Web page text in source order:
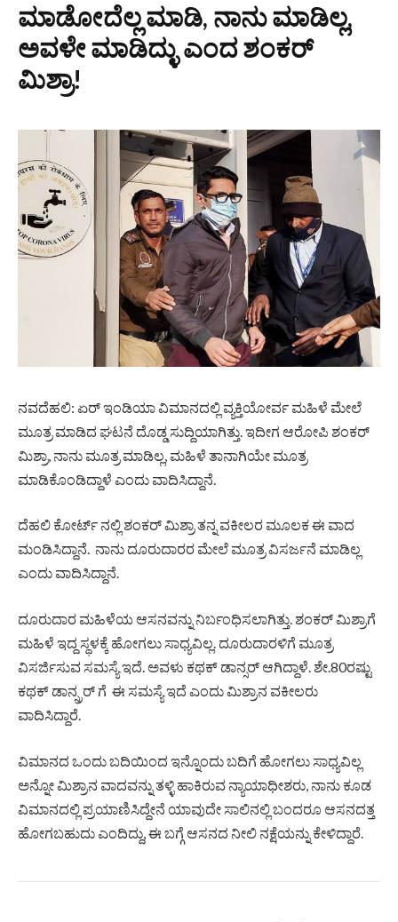
ಮಾಡೋದೆಲ್ಲ ಮಾಡಿ, ನಾನು ಮಾಡಿಲ್ಲ,
ಅವಳೇ ಮಾಡಿದ್ಳು ಎಂದ ಶಂಕರ್
ಮಿಶ್ರಾ!
ನವದೆಹಲಿ: ಏರ್ ಇಂಡಿಯಾ ವಿಮಾನದಲ್ಲಿ ವ್ಯಕ್ತಿಯೋರ್ವ ಮಹಿಳೆ ಮೇಲೆ
ಮೂತ್ರ ಮಾಡಿದ ಘಟನೆ ದೊಡ್ಡ ಸುದ್ದಿಯಾಗಿತ್ತು. ಇದೀಗ ಆರೋಪಿ ಶಂಕರ್
ಮಿಶ್ರಾ, ನಾನು ಮೂತ್ರ ಮಾಡಿಲ್ಲ, ಮಹಿಳೆ ತಾನಾಗಿಯೇ ಮೂತ್ರ
ಮಾಡಿಕೊಂಡಿದ್ದಾಳೆ ಎಂದು ವಾದಿಸಿದ್ದಾನೆ.
ದೆಹಲಿ ಕೋರ್ಟ್ ನಲ್ಲಿ ಶಂಕರ್ ಮಿಶ್ರಾ ತನ್ನ ವಕೀಲರ ಮೂಲಕ ಈ ವಾದ
ಮಂಡಿಸಿದ್ದಾನೆ. ನಾನು ದೂರುದಾರರ ಮೇಲೆ ಮೂತ್ರ ವಿಸರ್ಜನೆ ಮಾಡಿಲ್ಲ
ಎಂದು ವಾದಿಸಿದ್ದಾನೆ.
ದೂರುದಾರ ಮಹಿಳೆಯ ಆಸನವನ್ನು ನಿರ್ಬಂಧಿಸಲಾಗಿತ್ತು. ಶಂಕರ್ ಮಿಶ್ರಾಗೆ
ಮಹಿಳೆ ಇದ್ದ ಸ್ಥಳಕ್ಕೆ ಹೋಗಲು ಸಾಧ್ಯವಿಲ್ಲ. ದೂರುದಾರಳಿಗೆ ಮೂತ್ರ
ವಿಸರ್ಜಿಸುವ ಸಮಸ್ಯೆ ಇದೆ. ಅವಳು ಕಥಕ್ ಡಾನ್ಸರ್ ಆಗಿದ್ದಾಳೆ. ಶೇ.80ರಷ್ಟು
ಕಥಕ್ ಡಾನ್ಸ್ರರ್ ಗೆ ಈ ಸಮಸ್ಯೆ ಇದೆ ಎಂದು ಮಿಶ್ರಾನ ವಕೀಲರು
ವಾದಿಸಿದ್ದಾರೆ.
ವಿಮಾನದ ಒಂದು ಬದಿಯಿಂದ ಇನ್ನೊಂದು ಬದಿಗೆ ಹೋಗಲು ಸಾಧ್ಯವಿಲ್ಲ
ಅನ್ನೋ ಮಿಶ್ರಾನ ವಾದವನ್ನು ತಳ್ಳಿ ಹಾಕಿರುವ ನ್ಯಾಯಾಧೀಶರು, ನಾನು ಕೂಡ
ವಿಮಾನದಲ್ಲಿ ಪ್ರಯಾಣಿಸಿದ್ದೇನೆ ಯಾವುದೇ ಸಾಲಿನಲ್ಲಿ ಬಂದರೂ ಆಸನದತ್ತ
ಹೋಗಬಹುದು ಎಂದಿದ್ದು, ಈ ಬಗ್ಗೆ ಆಸನದ ನೀಲಿ ನಕ್ಷೆಯನ್ನು ಕೇಳಿದ್ದಾರೆ.